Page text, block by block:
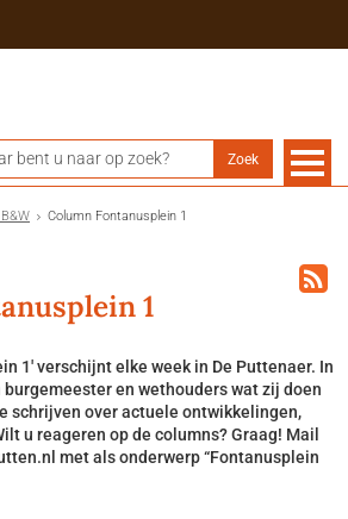
Column Fontanusplein 1
1
1' verschijnt elke week in De Puttenaer. In
en wethouders wat zij doen
schrijven over actuele ontwikkelingen,
u reageren op de columns? Graag! Mail
met als onderwerp “Fontanusplein